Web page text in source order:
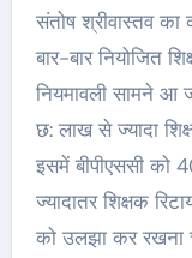
संतोष श्रीवास्तव
बार-बार नियोजित
नियमावली सामने आ
छ: लाख से ज्यादा
इसमें बीपीएससी को
ज्यादातर शिक्षक
को उलझा कर रखना